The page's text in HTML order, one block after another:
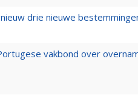
drie nieuwe
vakbond over